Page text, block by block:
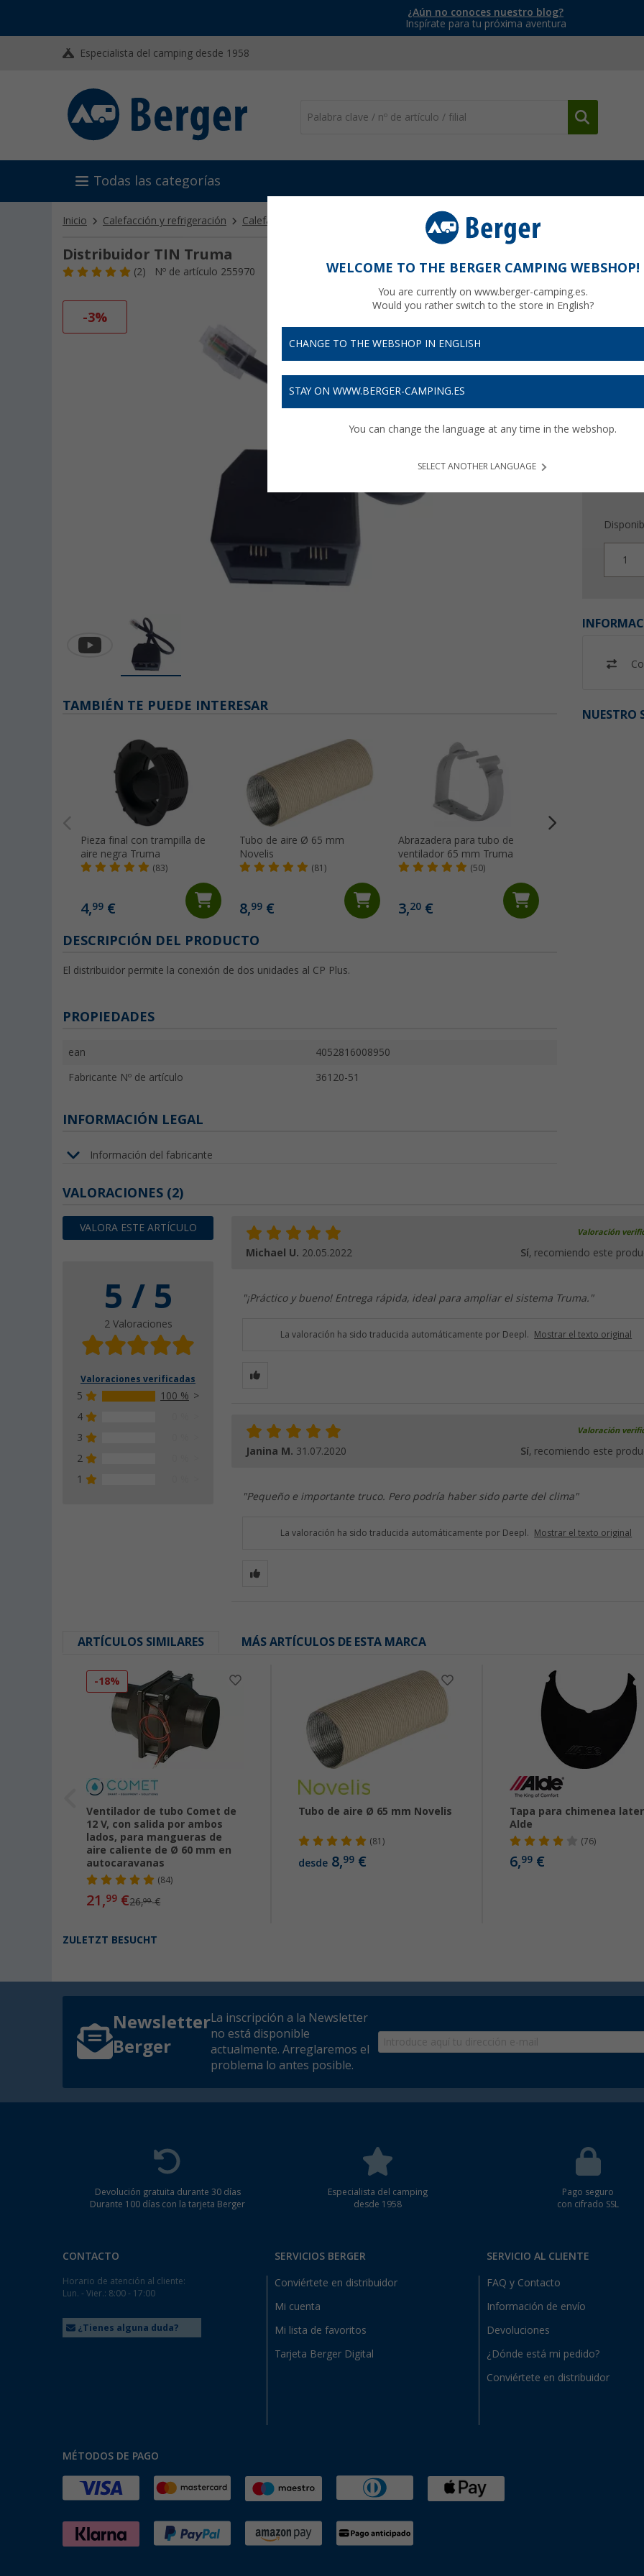
¿Aún no conoces nuestro blog?
Inspírate para tu próxima aventura
Especialista del camping desde 1958
Todas las categorías
Inicio Calefacción y refrigeración Calefacción estacionaria Accesorios para calefacciones estacionarias
Distribuidor TIN Truma
(2) Nº de artículo 255970
-3%
1
NUESTRO
TAMBIÉN TE PUEDE INTERESAR
Pieza final con trampilla de
aire negra Truma
(83)
4,99 €
Tubo de aire Ø 65 mm
Novelis
(81)
8,99 €
Abrazadera para tubo de
ventilador 65 mm Truma
(50)
3,20 €
DESCRIPCIÓN DEL PRODUCTO
El distribuidor permite la conexión de dos unidades al CP Plus.
PROPIEDADES
ean 4052816008950
Fabricante Nº de artículo 36120-51
INFORMACIÓN LEGAL
Información del fabricante
VALORACIONES (2)
VALORA ESTE ARTÍCULO
5 / 5
2 Valoraciones
Valoraciones verificadas
5
100 %
4
3
2
1
Valoración
Michael U. 20.05.2022 Sí, recomiendo este
"¡Práctico y bueno! Entrega rápida, ideal para ampliar el sistema Truma."
La valoración ha sido traducida automáticamente por Deepl. Mostrar el texto original
Valoración
Janina M. 31.07.2020 Sí, recomiendo este
"Pequeño e importante truco. Pero podría haber sido parte del clima"
La valoración ha sido traducida automáticamente por Deepl. Mostrar el texto original
ARTÍCULOS SIMILARES MÁS ARTÍCULOS DE ESTA MARCA
-18%
Ventilador de tubo Comet de
12 V, con salida por ambos
lados, para mangueras de
aire caliente de Ø 60 mm en
autocaravanas
(84)
21,99 €26,99€
Tubo de aire Ø 65 mm Novelis
(81)
desde8,99€
Tapa para chimenea
Alde
(76)
6,99 €
ZULETZT BESUCHT
Newsletter
Berger
La inscripción a la Newsletter
no está disponible
actualmente. Arreglaremos el
problema lo antes posible.
Devolución gratuita durante 30 días
Durante 100 días con la tarjeta Berger
Especialista del camping
desde 1958
Pago seguro
con cifrado SSL
CONTACTO
Horario de atención al cliente:
Lun. - Vier.: 8:00 - 17:00
¿Tienes alguna duda?
SERVICIOS BERGER
Conviértete en distribuidor
Mi cuenta
Mi lista de favoritos
Tarjeta Berger Digital
SERVICIO AL CLIENTE
FAQ y Contacto
Información de envío
Devoluciones
¿Dónde está mi pedido?
Conviértete en distribuidor
MÉTODOS DE PAGO
WELCOME TO THE BERGER CAMPING WEBSHOP!
You are currently on www.berger-camping.es.
Would you rather switch to the store in English?
CHANGE TO THE WEBSHOP IN ENGLISH
STAY ON WWW.BERGER-CAMPING.ES
You can change the language at any time in the webshop.
SELECT ANOTHER LANGUAGE